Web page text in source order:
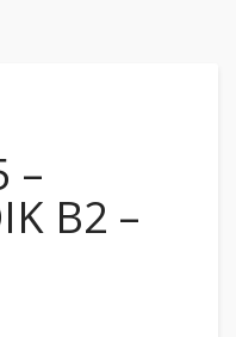
–
B2 –